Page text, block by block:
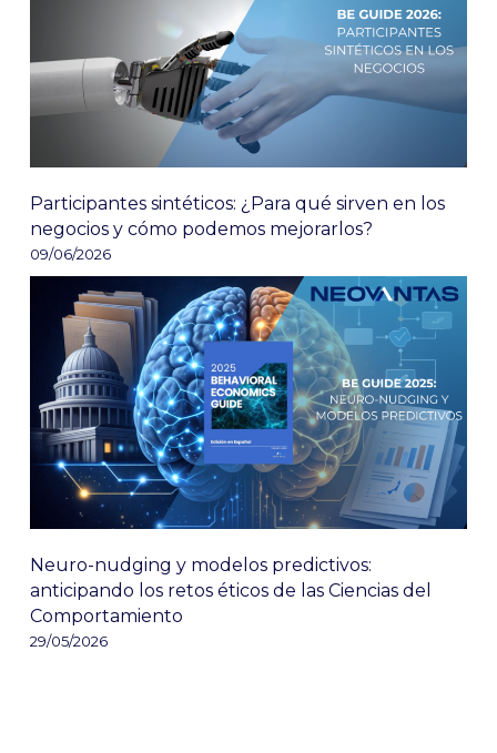
Participantes sintéticos: ¿Para qué sirven en los
negocios y cómo podemos mejorarlos?
09/06/2026
Neuro-nudging y modelos predictivos:
anticipando los retos éticos de las Ciencias del
Comportamiento
29/05/2026